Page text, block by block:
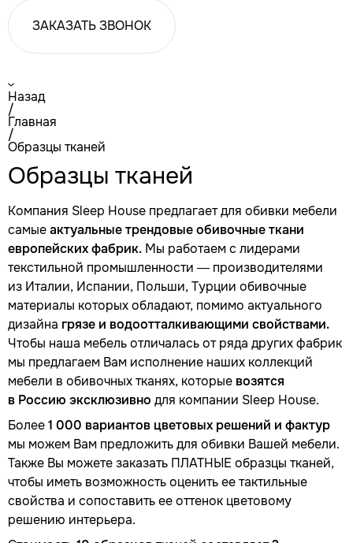
ЗАКАЗАТЬ ЗВОНОК
Назад
/
Главная
/
Образцы тканей
Образцы тканей
Компания Sleep House предлагает для обивки мебели
самыеактуальные трендовые обивочные ткани
европейских фабрик. Мы работаем с лидерами
текстильной промышленности — производителями
из Италии, Испании, Польши, Турции обивочные
материалы которых обладают, помимо актуального
дизайна грязе и водоотталкивающими свойствами.
Чтобы наша мебель отличалась от ряда других фабрик
мы предлагаем Вам исполнение наших коллекций
мебели в обивочных тканях, которые возятся
в Россию эксклюзивно для компании Sleep House.
Более1 000 вариантов цветовых решений и фактур
мы можем Вам предложить для обивки Вашей мебели.
Также Вы можете заказать ПЛАТНЫЕ образцы тканей,
чтобы иметь возможность оценить ее тактильные
свойства и сопоставить ее оттенок цветовому
решению интерьера.